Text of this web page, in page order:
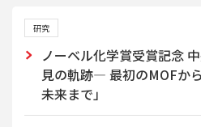
研究
ノーベル化学賞受賞記念
見の軌跡― 最初のMOFか
未来まで」